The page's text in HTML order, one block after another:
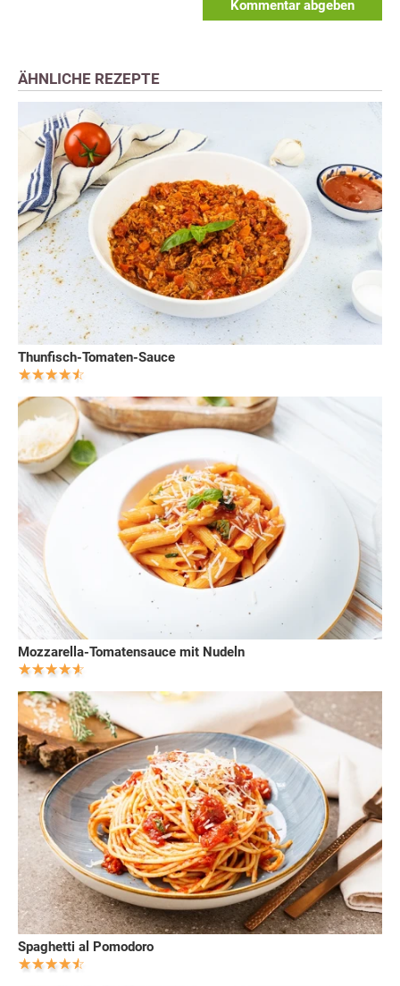
Kommentar abgeben
ÄHNLICHE REZEPTE
Thunfisch-Tomaten-Sauce
Mozzarella-Tomatensauce mit Nudeln
Spaghetti al Pomodoro